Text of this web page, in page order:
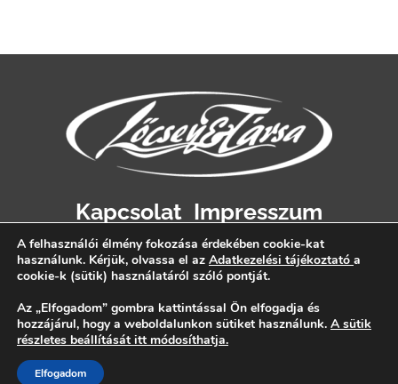
Kapcsolat Impresszum
Adatvédelem
A felhasználói élmény fokozása érdekében cookie-kat
használunk. Kérjük, olvassa el az Adatkezelési tájékoztató a
cookie-k (sütik) használatáról szóló pontját.
Az „Elfogadom” gombra kattintással Ön elfogadja és
hozzájárul, hogy a weboldalunkon sütiket használunk. A sütik
részletes beállítását itt módosíthatja.
Elfogadom